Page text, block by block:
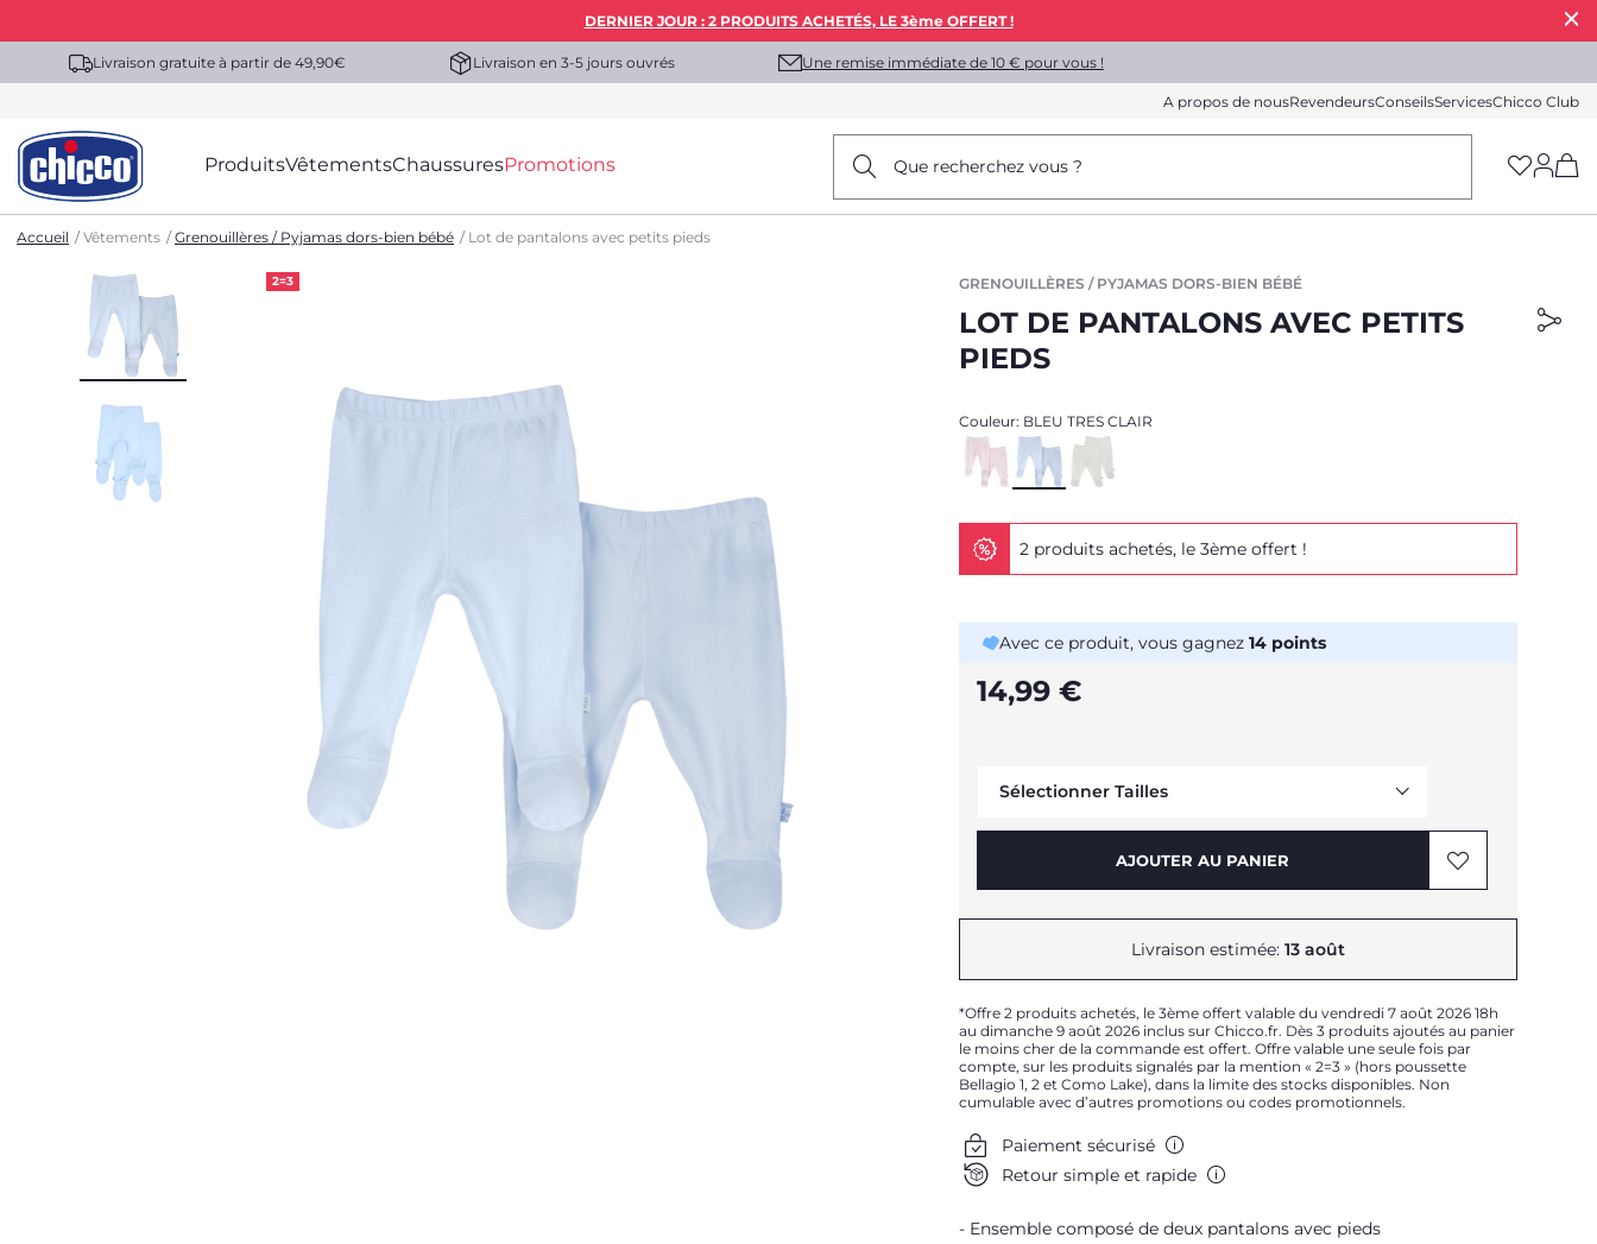
DERNIER JOUR : 2 PRODUITS ACHETÉS, LE 3ème OFFERT !
Livraison gratuite à partir de 49,90€ Livraison en 3-5 jours ouvrés Une remise immédiate de 10 € pour vous !
A propos de nousRevendeursConseilsServicesChicco Club
ProduitsVêtementsChaussuresPromotions Que recherchez vous ?
Accueil Vêtements Grenouillères / Pyjamas dors-bien bébé Lot de pantalons avec petits pieds
2=3 GRENOUILLÈRES / PYJAMAS DORS-BIEN BÉBÉ
LOT DE PANTALONS AVEC PETITS
PIEDS
Couleur: BLEU TRES CLAIR
2 produits achetés, le 3ème offert !
Avec ce produit, vous gagnez 14 points
14,99 €
Sélectionner Tailles
Me prévenir
Me prévenir
AJOUTER AU PANIER
Livraison estimée: 13 août
*Offre 2 produits achetés, le 3ème offert valable du vendredi 7 août 2026 18h
au dimanche 9 août 2026 inclus sur Chicco.fr. Dès 3 produits ajoutés au panier
le moins cher de la commande est offert. Offre valable une seule fois par
compte, sur les produits signalés par la mention « 2=3 » (hors poussette
Bellagio 1, 2 et Como Lake), dans la limite des stocks disponibles. Non
cumulable avec d’autres promotions ou codes promotionnels.
Paiement sécurisé
Retour simple et rapide
Ensemble composé de deux pantalons avec pieds